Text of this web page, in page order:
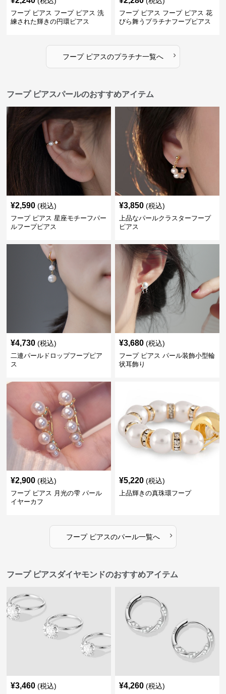
フープ ピアス フープ ピアス 洗
練された輝きの円環ピアス
フープ ピアス フープ ピアス 花
びら舞うプラチナフープピアス
フープ ピアスのプラチナ一覧へ ›
フープ ピアスパールのおすすめアイテム
¥2,590 (税込)
フープ ピアス 星座モチーフパー
ルフープピアス
¥3,850 (税込)
上品なパールクラスターフープ
ピアス
¥4,730 (税込)
二連パールドロップフープピア
ス
¥3,680 (税込)
フープ ピアス パール装飾小型輪
状耳飾り
¥2,900 (税込)
フープ ピアス 月光の雫 パール
イヤーカフ
¥5,220 (税込)
上品輝きの真珠環フープ
フープ ピアスのパール一覧へ ›
フープ ピアスダイヤモンドのおすすめアイテム
¥3,460 (税込) ¥4,260 (税込)